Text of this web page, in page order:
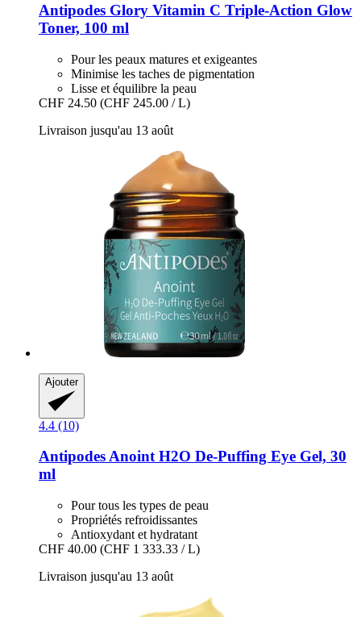
Antipodes Glory Vitamin C Triple-​Action Glow
Toner, 100 ml
Pour les peaux matures et exigeantes
Minimise les taches de pigmentation
Lisse et équilibre la peau
CHF 24.50 (CHF 245.00 / L)
Livraison jusqu'au 13 août
Ajouter
4.4 (10)
AntipodesAnoint H2O De-​Puffing Eye Gel, 30
ml
Pour tous les types de peau
Propriétés refroidissantes
Antioxydant et hydratant
CHF 40.00 (CHF 1 333.33 / L)
Livraison jusqu'au 13 août